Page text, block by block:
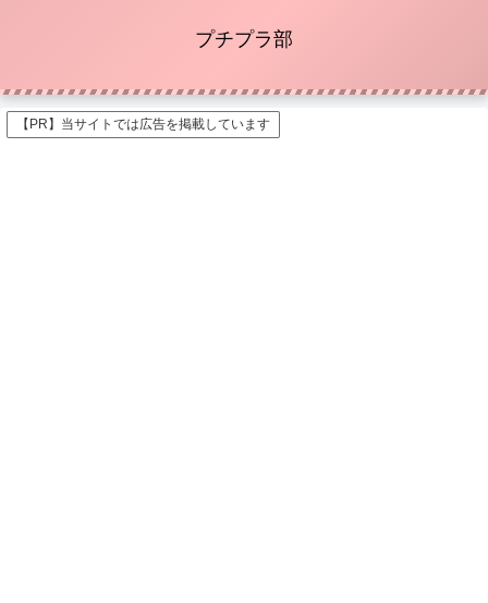
プチプラ部
【PR】当サイトでは広告を掲載しています